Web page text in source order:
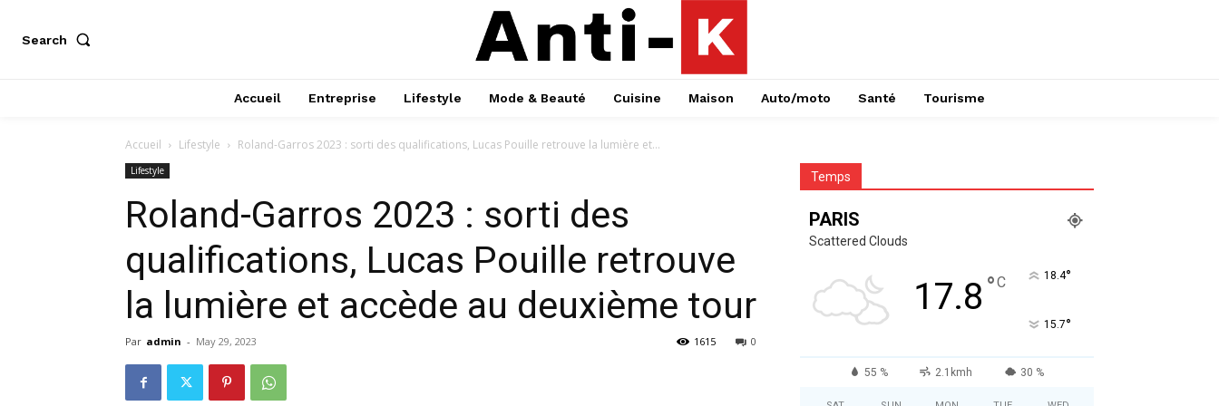
Search
Accueil Entreprise Lifestyle Mode & Beauté Cuisine Maison Auto/moto Santé Tourisme
Accueil Lifestyle Roland-Garros 2023 : sorti des qualifications, Lucas Pouille retrouve la lumière et...
Lifestyle
Roland-Garros 2023 : sorti des
qualifications, Lucas Pouille retrouve
la lumière et accède au deuxième tour
Par admin - May 29, 2023 0
1615
Temps
PARIS
Scattered Clouds
17.8 °C 18.4°
15.7°
55 % 2.1kmh 30 %